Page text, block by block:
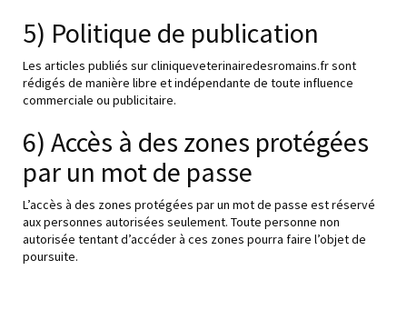
5) Politique de publication
Les articles publiés sur cliniqueveterinairedesromains.fr sont
rédigés de manière libre et indépendante de toute influence
commerciale ou publicitaire.
6) Accès à des zones protégées
par un mot de passe
L’accès à des zones protégées par un mot de passe est réservé
aux personnes autorisées seulement. Toute personne non
autorisée tentant d’accéder à ces zones pourra faire l’objet de
poursuite.